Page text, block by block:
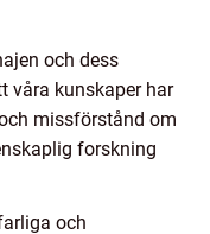
och dess
våra kunskaper har
missförstånd om
forskning
och